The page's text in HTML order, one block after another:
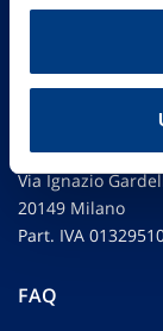
Vittoria
Via Ignazio
20149 Milano
Part. IVA
FAQ